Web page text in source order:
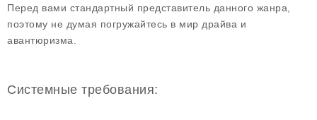
Перед вами стандартный представитель данного жанра,
поэтому не думая погружайтесь в мир драйва и
авантюризма.
Системные требования: